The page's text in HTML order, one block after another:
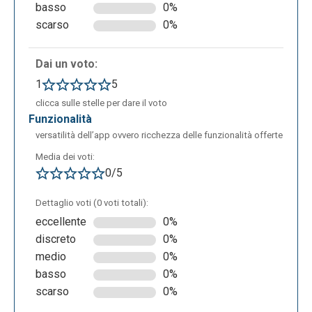
mentre in basso è presente una barra con le
miniature di tutte le slide della presentazione,
permettendo una navigazione rapida.
L'elemento che rende particolari e uniche le
presentazioni di Curipod sono le attività interattive
dedicate agli studenti. Le attività comprendono
lavagne bianche su cui scrivere, la possibilità di
rispondere a domande aperte, a sondaggi, fare
basso
0%
scarso
0%
Dai un voto:
1
5
clicca sulle stelle per dare il voto
funzionalità
versatilità dell’app ovvero ricchezza delle funzionalità offerte
Media dei voti:
0/5
Dettaglio voti (0 voti totali):
eccellente
0%
discreto
0%
medio
0%
basso
0%
scarso
0%